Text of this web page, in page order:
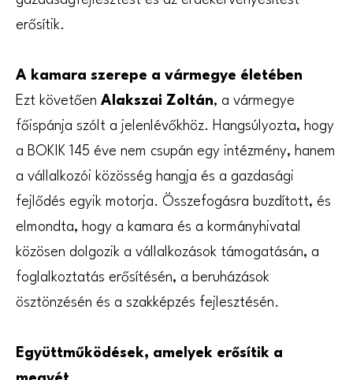
erősítik.
A kamara szerepe a vármegye életében
Ezt követően Alakszai Zoltán, a vármegye
főispánja szólt a jelenlévőkhöz. Hangsúlyozta, hogy
a BOKIK 145 éve nem csupán egy intézmény, hanem
a vállalkozói közösség hangja és a gazdasági
fejlődés egyik motorja. Összefogásra buzdított, és
elmondta, hogy a kamara és a kormányhivatal
közösen dolgozik a vállalkozások támogatásán, a
foglalkoztatás erősítésén, a beruházások
ösztönzésén és a szakképzés fejlesztésén.
Együttműködések, amelyek erősítik a